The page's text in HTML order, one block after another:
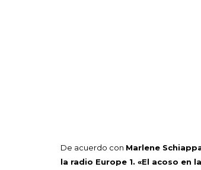
De acuerdo con Marlene
la radio Europe 1. «El acoso